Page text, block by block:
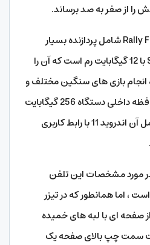
را از صفر به صد برساند.
مشخصات فنی گوشی Rally Flash شامل پردازنده بسیار
قدرتمند Snapdragon 888 با 12 گیگابایت رم است که آن را
انجام بازی های سنگین مختلف و
فرایندهای بزرگ می کند. حافظه داخلی دستگاه 256 گیگابایت
است و از طرفی سیستم عامل آن اندروید 11 با رابط کاربری
مورد مشخصات این تلفن
، اما همانطور که در تیزر
ای با لبه های خمیده
سمت چپ بالای صفحه یک